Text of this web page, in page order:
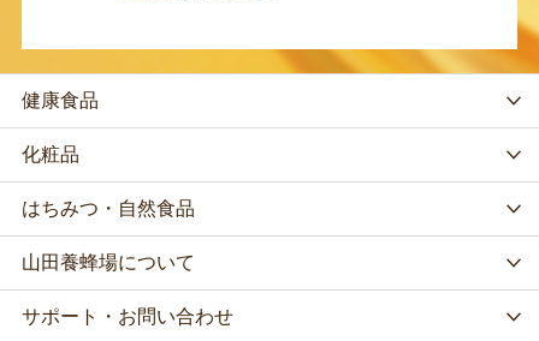
健康食品
化粧品
はちみつ・自然食品
山田養蜂場について
サポート・お問い合わせ